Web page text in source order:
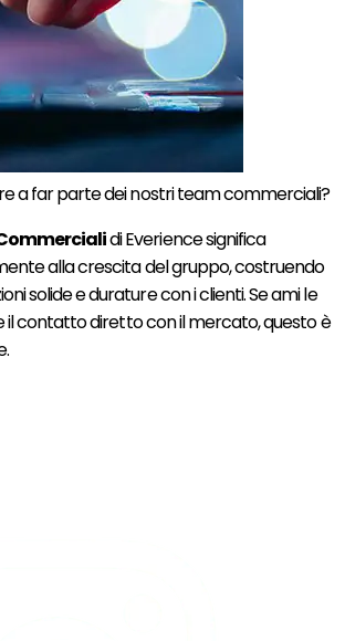
a far parte dei nostri team commerciali?
di Everience significa
alla crescita del gruppo, costruendo
solide e durature con i clienti. Se ami le
il contatto diretto con il mercato, questo è